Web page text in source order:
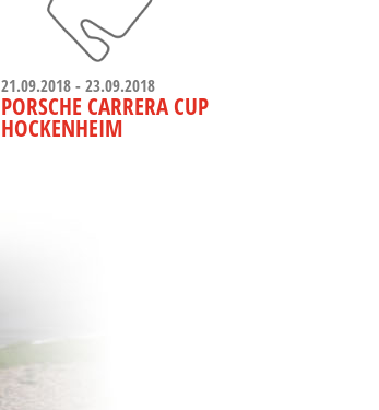
21.09.2018 - 23.09.2018
PORSCHE CARRERA CUP
HOCKENHEIM